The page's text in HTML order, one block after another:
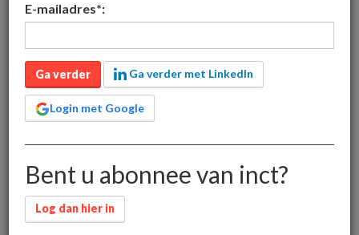
Omzetontwikkeling
NDC|VBK
van 365 naar 322 miljoen. Dat had alles te maken met de
ongelukkige overname van ThiemeMeulenhoff in 2008.
E-mailadres*:
Ga verder Ga verder met LinkedIn
Login met Google
Bent u abonnee van inct?
Log dan hier in